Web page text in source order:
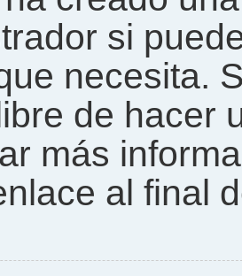
si
necesita.
de hacer
más
al final